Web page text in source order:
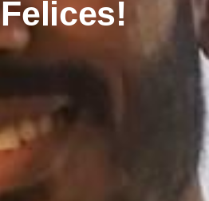
Felices!